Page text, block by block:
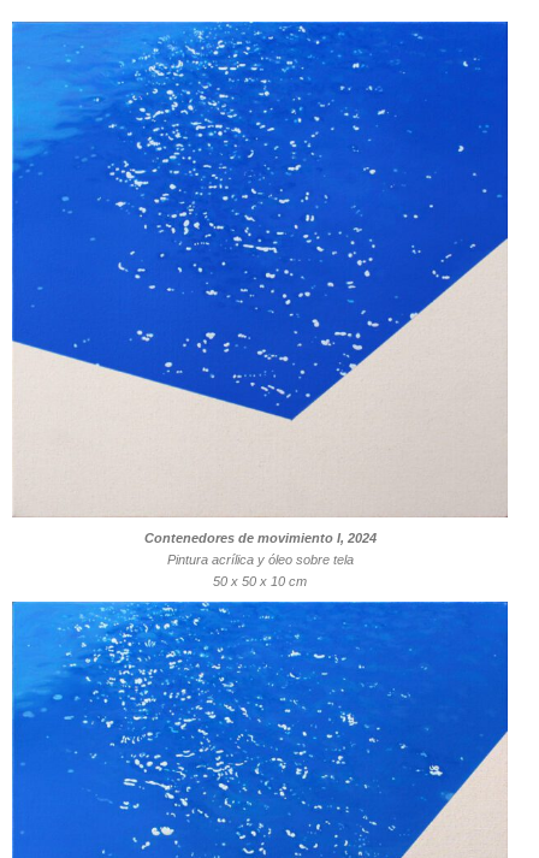
Contenedores de movimiento I, 2024
Pintura acrílica y óleo sobre tela
50 x 50 x 10 cm